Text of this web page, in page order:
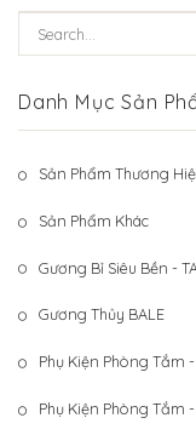
Gương Thủy BALE
Sản Phẩm Khác
Hệ Thống Khách
Danh Mục Sản
Sản Phẩm Thương
Sản Phẩm Khác
Gương Bỉ Siêu Bền -
Gương Thủy BALE
Phụ Kiện Phòng Tắm
Phụ Kiện Phòng Tắm